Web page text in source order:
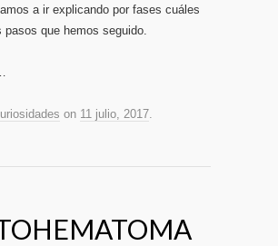
a ir explicando por fases cuáles
pasos que hemos seguido.
on 11 julio, 2017.